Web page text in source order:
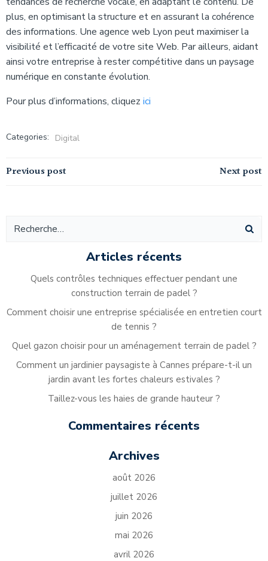
plus, en optimisant la structure et en assurant la cohérence
des informations. Une agence web Lyon peut maximiser la
visibilité et l’efficacité de votre site Web. Par ailleurs, aidant
ainsi votre entreprise à rester compétitive dans un paysage
numérique en constante évolution.
Pour plus d’informations, cliquez ici
Categories: Digital
Navigation
l’article
Previous post Navigation
Next post
Articles récents
Quels contrôles techniques effectuer pendant une
construction terrain de padel ?
Comment choisir une entreprise spécialisée en entretien court
de tennis ?
Quel gazon choisir pour un aménagement terrain de padel ?
Comment un jardinier paysagiste à Cannes prépare-t-il un
jardin avant les fortes chaleurs estivales ?
Taillez-vous les haies de grande hauteur ?
Commentaires récents
Archives
août 2026
juillet 2026
juin 2026
mai 2026
avril 2026